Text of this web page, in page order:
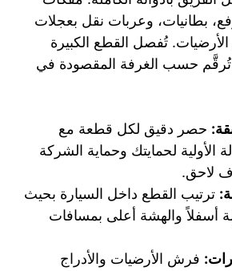
بطانيات، وعربات نقل بعجلات
تُفصل القطع الكبيرة
تُرقَّم حسب الغرفة المقصودة في
حصر دقيق لكل قطعة مع
الأولية لحمايتك وحماية الشركة
لاحق.
ترتيب القطع داخل السيارة بحيث
أسفلاً والهشة أعلى بمسافات
فرش الأرضيات والأدراج